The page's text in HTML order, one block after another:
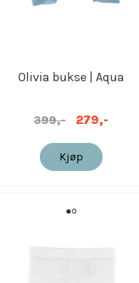
Olivia bukse | Aqua
399,- 279,-
Kjøp